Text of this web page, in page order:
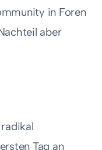
in Foren
aber
Tag an